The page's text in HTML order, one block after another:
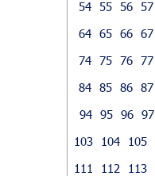
54 55 56 57
64 65 66 67
74 75 76 77
84 85 86 87
94 95 96 97
103
104 105
111
112 113